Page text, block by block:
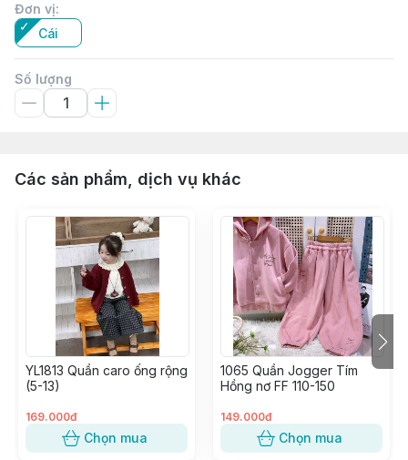
Đơn vị:
Cái
Số lượng
Các sản phẩm, dịch vụ khác
YL1813 Quần caro ống rộng
(5-13)
169.000đ
Chọn mua
1065 Quần Jogger Tím
Hồng nơ FF 110-150
149.000đ
Chọn mua